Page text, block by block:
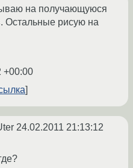
на получающуюся
Остальные рисую на
+00:00
24.02.2011 21:13:12